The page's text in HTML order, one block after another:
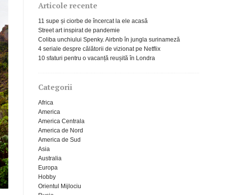
Articole recente
11 supe și ciorbe de încercat la ele acasă
Street art inspirat de pandemie
Coliba unchiului Spenky. Airbnb în jungla surinameză
4 seriale despre călătorii de vizionat pe Netflix
10 sfaturi pentru o vacanță reușită în Londra
Categorii
Africa
America
America Centrala
America de Nord
America de Sud
Asia
Australia
Europa
Hobby
Orientul Mijlociu